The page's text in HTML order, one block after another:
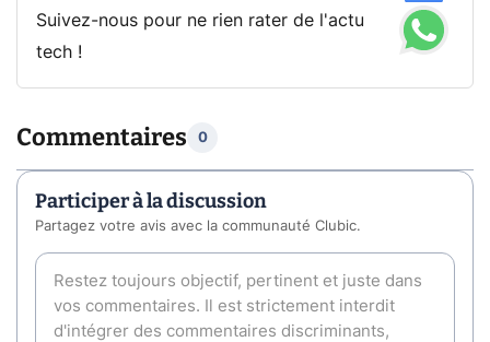
Suivez-nous pour ne rien rater de l'actu
tech !
Commentaires 0
Participer à la discussion
Partagez votre avis avec la communauté Clubic.